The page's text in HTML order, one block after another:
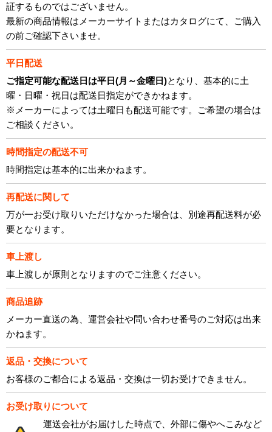
証するものではございません。
最新の商品情報はメーカーサイトまたはカタログにて、ご購入
の前ご確認下さいませ。
平日配送
ご指定可能な配送日は平日(月～金曜日)となり、基本的に土
曜・日曜・祝日は配送日指定ができかねます。
※メーカーによっては土曜日も配送可能です。ご希望の場合は
ご相談ください。
時間指定の配送不可
時間指定は基本的に出来かねます。
再配送に関して
万が一お受け取りいただけなかった場合は、別途再配送料が必
要となります。
車上渡し
車上渡しが原則となりますのでご注意ください。
商品追跡
メーカー直送の為、運営会社や問い合わせ番号のご対応は出来
かねます。
返品・交換について
お客様のご都合による返品・交換は一切お受けできません。
お受け取りについて
運送会社がお届けした時点で、外部に傷やへこみなど